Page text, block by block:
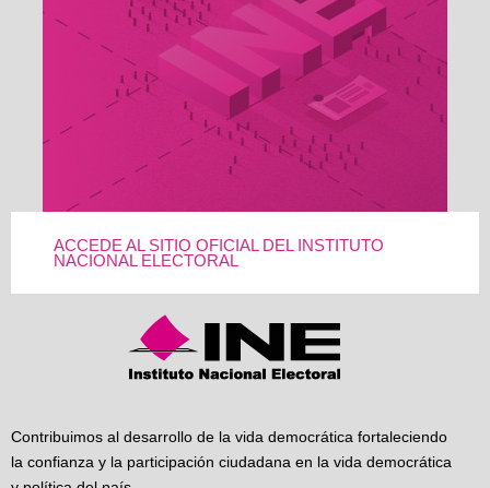
ACCEDE AL SITIO OFICIAL DEL INSTITUTO
NACIONAL ELECTORAL
Contribuimos al desarrollo de la vida democrática fortaleciendo
la confianza y la participación ciudadana en la vida democrática